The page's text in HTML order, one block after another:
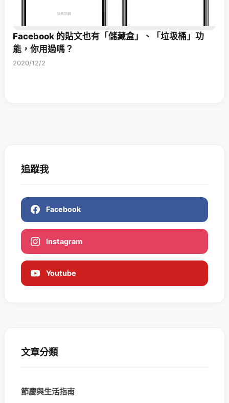
Facebook 的貼文也有「儲藏盒」、「垃圾桶」功
能，你用過嗎？
2020/12/2
追蹤我
Facebook
Instagram
Youtube
文章分類
節慶與生活指南